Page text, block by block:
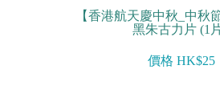
【香港航天慶中秋_中秋
黑朱古力片 (1
價格 HK$25